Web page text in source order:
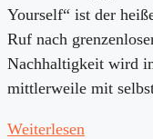
Yourself“ ist der
Ruf nach
Nachhaltigkeit wird
mittlerweile mit
Weiterlesen